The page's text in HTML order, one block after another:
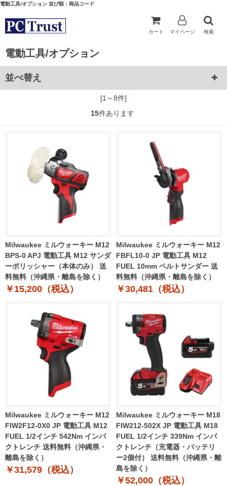
電動工具/オプション 並び順：商品コード
カート マイページ 検索
電動工具/オプション
並べ替え
[1～8件]
15件あります
Milwaukee ミルウォーキー M12
BPS-0 APJ 電動工具 M12 サンダ
ーポリッシャー（本体のみ） 送
料無料（沖縄県・離島を除く）
￥15,200（税込）
Milwaukee ミルウォーキー M12
FBFL10-0 JP 電動工具 M12
FUEL 10mm ベルトサンダー 送
料無料（沖縄県・離島を除く）
￥30,481（税込）
Milwaukee ミルウォーキー M12
FIW2F12-0X0 JP 電動工具 M12
FUEL 1/2インチ 542Nm インパ
クトレンチ 送料無料（沖縄県・
離島を除く）
￥31,579（税込）
Milwaukee ミルウォーキー M18
FIW212-502X JP 電動工具 M18
FUEL 1/2インチ 339Nm インパ
クトレンチ（充電器・バッテリ
ー2個付） 送料無料（沖縄県・離
島を除く）
￥52,000（税込）